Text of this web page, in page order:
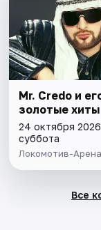
Mr. Credo и
золотые хиты
24 октября 2026
суббота
Локомотив-Арена
Все